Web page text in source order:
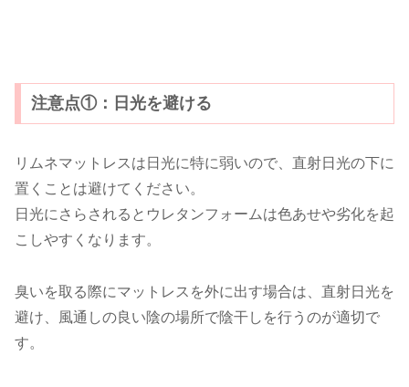
注意点①：日光を避ける
リムネマットレスは日光に特に弱いので、直射日光の下に
置くことは避けてください。
日光にさらされるとウレタンフォームは色あせや劣化を起
こしやすくなります。
臭いを取る際にマットレスを外に出す場合は、直射日光を
避け、風通しの良い陰の場所で陰干しを行うのが適切で
す。